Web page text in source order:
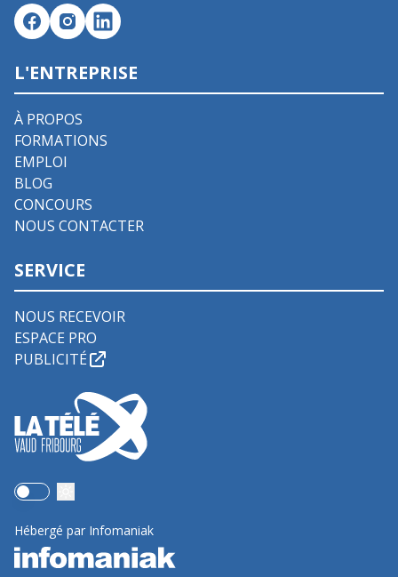
L'ENTREPRISE
À PROPOS
FORMATIONS
EMPLOI
BLOG
CONCOURS
NOUS CONTACTER
SERVICE
NOUS RECEVOIR
ESPACE PRO
PUBLICITÉ
Use setting
Hébergé par Infomaniak